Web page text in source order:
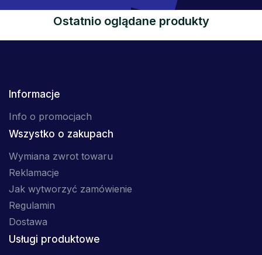
Ostatnio oglądane produkty
Informacje
Info o promocjach
Wszystko o zakupach
Wymiana zwrot towaru
Reklamacje
Jak wytworzyć zamówienie
Regulamin
Dostawa
Usługi produktowe